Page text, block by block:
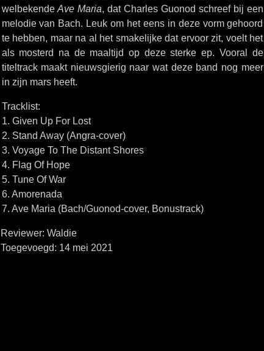
welbekendeAve Maria, dat Charles Guonod schreef bij een
melodie van Bach. Leuk om het eens in deze vorm gehoord
te hebben, maar na al het smakelijke dat ervoor zit, voelt het
als mosterd na de maaltijd op deze sterke ep. Vooral de
titeltrack maakt nieuwsgierig naar wat deze band nog meer
in zijn mars heeft.
Tracklist:
1. Given Up For Lost
2. Stand Away (Angra-cover)
3. Voyage To The Distant Shores
4. Flag Of Hope
5. Tune Of War
6. Amorenada
7. Ave Maria (Bach/Guonod-cover, Bonustrack)
Reviewer: Waldie
Toegevoegd: 14 mei 2021